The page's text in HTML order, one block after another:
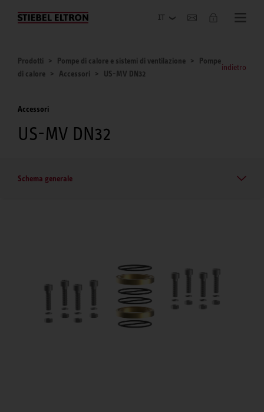
Azienda
Prodotti Pompe di calore e sistemi di ventilazione
Pompe
di calore
Accessori US-MV DN32
indietro
Accessori
US-MV DN32
Schema generale